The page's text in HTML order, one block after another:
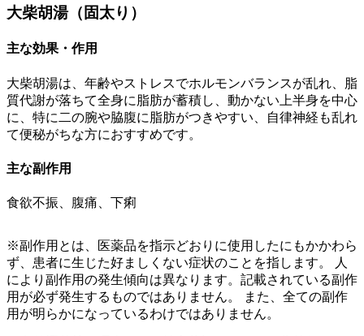
大柴胡湯（固太り）
主な効果・作用
大柴胡湯は、年齢やストレスでホルモンバランスが乱れ、脂
質代謝が落ちて全身に脂肪が蓄積し、動かない上半身を中心
に、特に二の腕や脇腹に脂肪がつきやすい、自律神経も乱れ
て便秘がちな方におすすめです。
主な副作用
食欲不振、腹痛、下痢
※副作用とは、医薬品を指示どおりに使用したにもかかわら
ず、患者に生じた好ましくない症状のことを指します。 人
により副作用の発生傾向は異なります。記載されている副作
用が必ず発生するものではありません。 また、全ての副作
用が明らかになっているわけではありません。